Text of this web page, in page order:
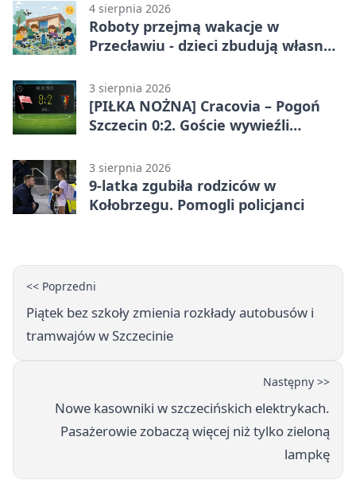
4 sierpnia 2026
Roboty przejmą wakacje w
Przecławiu - dzieci zbudują własne
3 sierpnia 2026
[PIŁKA NOŻNA] Cracovia – Pogoń
Szczecin 0:2. Goście wywieźli
Ekstraklasy
3 sierpnia 2026
9-latka zgubiła rodziców w
Kołobrzegu. Pomogli policjanci
<< Poprzedni
Piątek bez szkoły zmienia rozkłady autobusów i
tramwajów w Szczecinie
Następny >>
Nowe kasowniki w szczecińskich elektrykach.
Pasażerowie zobaczą więcej niż tylko zieloną
lampkę